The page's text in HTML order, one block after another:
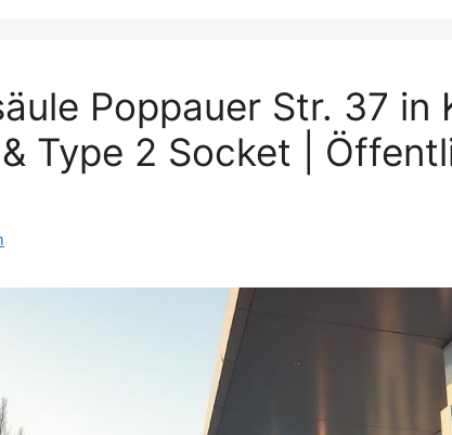
Poppauer Str. 37 in
Type 2 Socket |